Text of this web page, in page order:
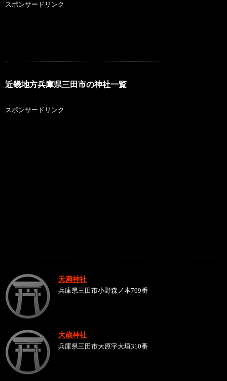
スポンサードリンク
近畿地方兵庫県三田市の神社一覧
スポンサードリンク
天満神社
兵庫県三田市小野森ノ本709番
大歳神社
兵庫県三田市大原字大垣310番